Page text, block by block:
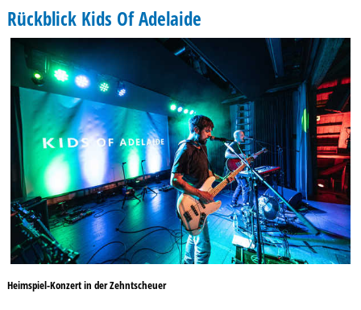
Rückblick Kids Of Adelaide
Heimspiel-Konzert in der Zehntscheuer